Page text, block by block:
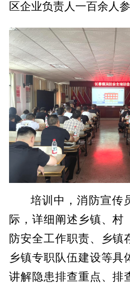
区企业负责人一百余人参
培训中，消防宣传
际，详细阐述乡镇、村
防安全工作职责、乡镇
乡镇专职队伍建设等具
讲解隐患排查重点、排